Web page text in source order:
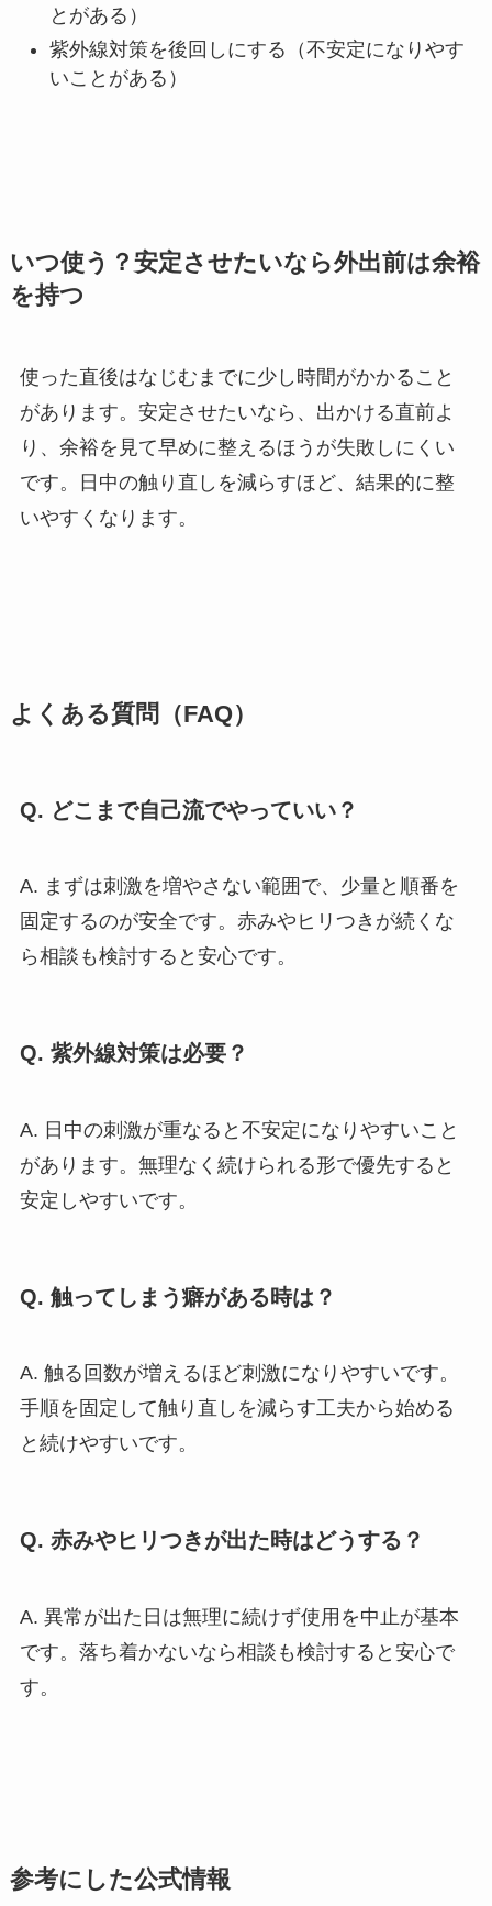
とがある）
紫外線対策を後回しにする（不安定になりやす
いことがある）
いつ使う？安定させたいなら外出前は余裕
を持つ
使った直後はなじむまでに少し時間がかかること
があります。安定させたいなら、出かける直前よ
り、余裕を見て早めに整えるほうが失敗しにくい
です。日中の触り直しを減らすほど、結果的に整
いやすくなります。
よくある質問（FAQ）
Q. どこまで自己流でやっていい？
A. まずは刺激を増やさない範囲で、少量と順番を
固定するのが安全です。赤みやヒリつきが続くな
ら相談も検討すると安心です。
Q. 紫外線対策は必要？
A. 日中の刺激が重なると不安定になりやすいこと
があります。無理なく続けられる形で優先すると
安定しやすいです。
Q. 触ってしまう癖がある時は？
A. 触る回数が増えるほど刺激になりやすいです。
手順を固定して触り直しを減らす工夫から始める
と続けやすいです。
Q. 赤みやヒリつきが出た時はどうする？
A. 異常が出た日は無理に続けず使用を中止が基本
です。落ち着かないなら相談も検討すると安心で
す。
参考にした公式情報